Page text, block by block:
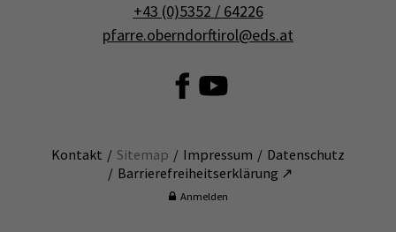
+43 (0)5352 / 64226
pfarre.oberndorftirol@eds.at
Kontakt Sitemap Impressum
Datenschutz
Barrierefreiheitserklärung ↗
Anmelden